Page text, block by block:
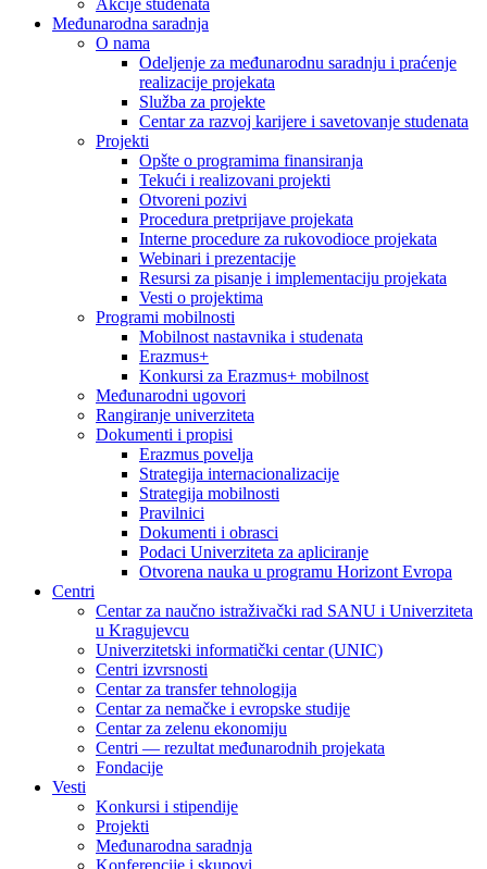
Međunarodna saradnja
O nama
Odeljenje za međunarodnu saradnju i praćenje
realizacije projekata
Služba za projekte
Centar za razvoj karijere i savetovanje studenata
Projekti
Opšte o programima finansiranja
Tekući i realizovani projekti
Otvoreni pozivi
Procedura pretprijave projekata
Interne procedure za rukovodioce projekata
Webinari i prezentacije
Resursi za pisanje i implementaciju projekata
Vesti o projektima
Programi mobilnosti
Mobilnost nastavnika i studenata
Erazmus+
Konkursi za Erazmus+ mobilnost
Međunarodni ugovori
Rangiranje univerziteta
Dokumenti i propisi
Erazmus povelja
Strategija internacionalizacije
Strategija mobilnosti
Pravilnici
Dokumenti i obrasci
Podaci Univerziteta za apliciranje
Otvorena nauka u programu Horizont Evropa
Centri
Centar za naučno istraživački rad SANU i Univerziteta
u Kragujevcu
Univerzitetski informatički centar (UNIC)
Centri izvrsnosti
Centar za transfer tehnologija
Centar za nemačke i evropske studije
Centar za zelenu ekonomiju
Centri — rezultat međunarodnih projekata
Fondacije
Vesti
Konkursi i stipendije
Projekti
Međunarodna saradnja
Konferencije i skupovi